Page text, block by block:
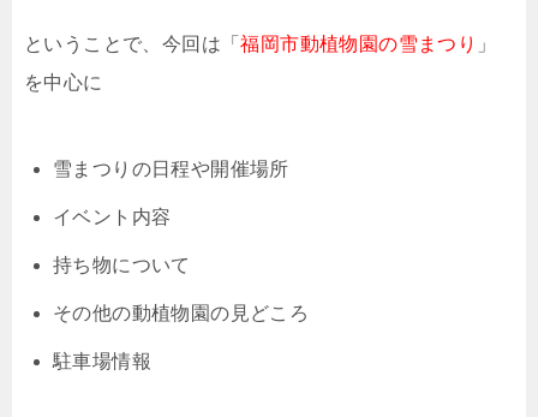
ということで、今回は「福岡市動植物園の雪まつり 」
を中心に
雪まつりの日程や開催場所
イベント内容
持ち物について
その他の動植物園の見どころ
駐車場情報